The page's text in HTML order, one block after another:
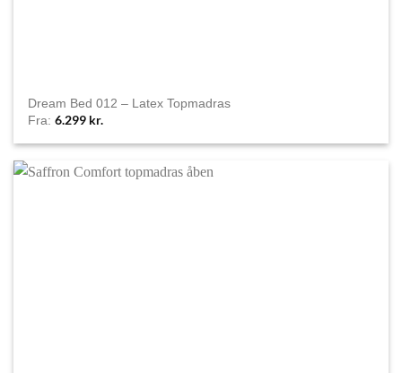
Dream Bed 012 – Latex Topmadras
Fra:6.299 kr.